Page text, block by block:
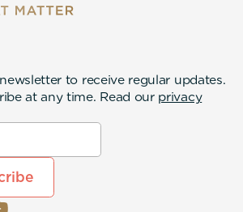
to receive regular updates.
at any time. Read our privacy